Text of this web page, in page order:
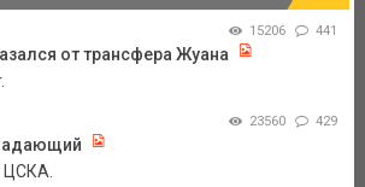
15206 441
от трансфера Жуана
23560 429
ЦСКА.